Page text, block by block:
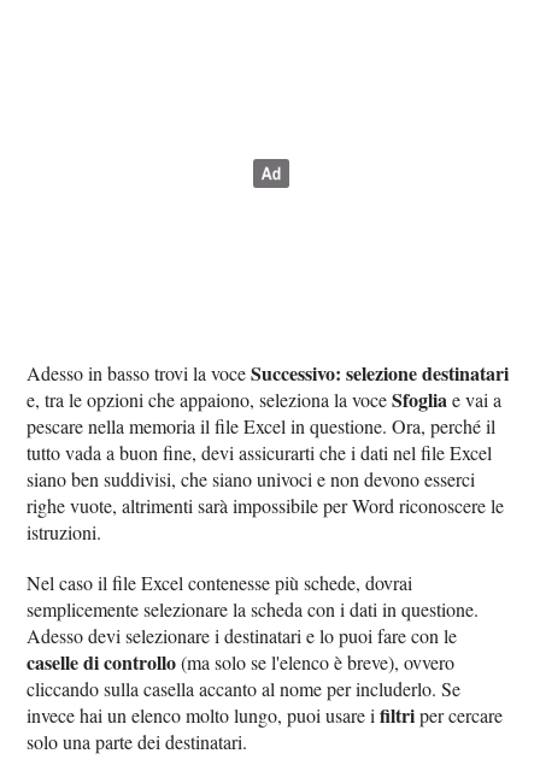
Adesso in basso trovi la voceSuccessivo: selezione destinatari
e, tra le opzioni che appaiono, seleziona la voceSfogliae vai a
pescare nella memoria il file Excel in questione. Ora, perché il
tutto vada a buon fine, devi assicurarti che i dati nel file Excel
siano ben suddivisi, che siano univoci e non devono esserci
righe vuote, altrimenti sarà impossibile per Word riconoscere le
istruzioni.
Nel caso il file Excel contenesse più schede, dovrai
semplicemente selezionare la scheda con i dati in questione.
Adesso devi selezionare i destinatari e lo puoi fare con le
caselle di controllo(ma solo se l'elenco è breve), ovvero
cliccando sulla casella accanto al nome per includerlo. Se
invece hai un elenco molto lungo, puoi usare ifiltriper cercare
solo una parte dei destinatari.